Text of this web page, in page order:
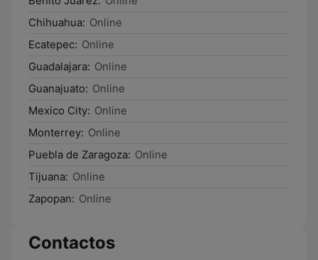
Chihuahua: Online
Ecatepec: Online
Guadalajara: Online
Guanajuato: Online
Mexico City: Online
Monterrey: Online
Puebla de Zaragoza: Online
Tijuana: Online
Zapopan: Online
Contactos